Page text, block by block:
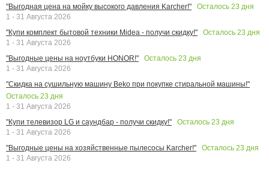
"Выгодная цена на мойку высокого давления Karcher!"
Осталось 23 дня
1 - 31 Августа 2026
"Купи комплект бытовой техники Midea - получи скидку!"
Осталось 23 дня
1 - 31 Августа 2026
"Выгодные цены на ноутбуки HONOR!"
Осталось 23 дня
1 - 31 Августа 2026
"Скидка на сушильную машину Beko при покупке стиральной машины!"
Осталось 23 дня
1 - 31 Августа 2026
"Купи телевизор LG и саундбар - получи скидку!"
Осталось 23 дня
1 - 31 Августа 2026
"Выгодные цены на хозяйственные пылесосы Karcher!"
Осталось 23 дня
1 - 31 Августа 2026